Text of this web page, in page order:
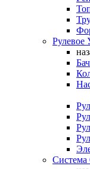
Рулевое
Система